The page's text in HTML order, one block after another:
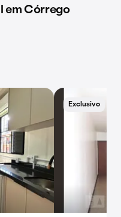
em Córrego
Exclusivo